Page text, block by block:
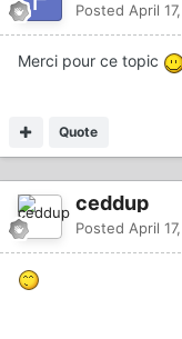
Posted April
Merci pour ce topic
Quote
ceddup
Posted April